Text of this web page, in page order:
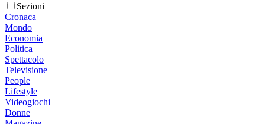
Sezioni
Cronaca
Mondo
Economia
Politica
Spettacolo
Televisione
People
Lifestyle
Videogiochi
Donne